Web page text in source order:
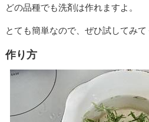
どの品種でも洗剤は作れますよ。
とても簡単なので、ぜひ試してみて
作り方